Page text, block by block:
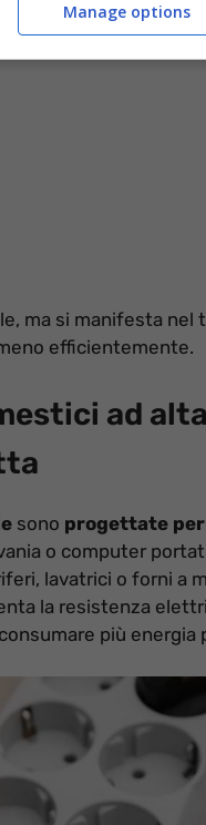
ma si manifesta nel
efficientemente.
ad
sono progettate
o computer
lavatrici o forni a
la resistenza
più
Manage options